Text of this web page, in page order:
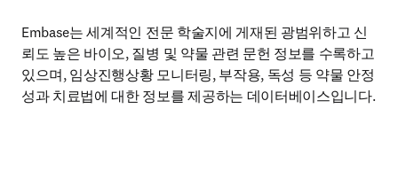
Embase는 세계적인 전문 학술지에 게재된 광범위하고 신
뢰도 높은 바이오, 질병 및 약물 관련 문헌 정보를 수록하고
있으며, 임상진행상황 모니터링, 부작용, 독성 등 약물 안정